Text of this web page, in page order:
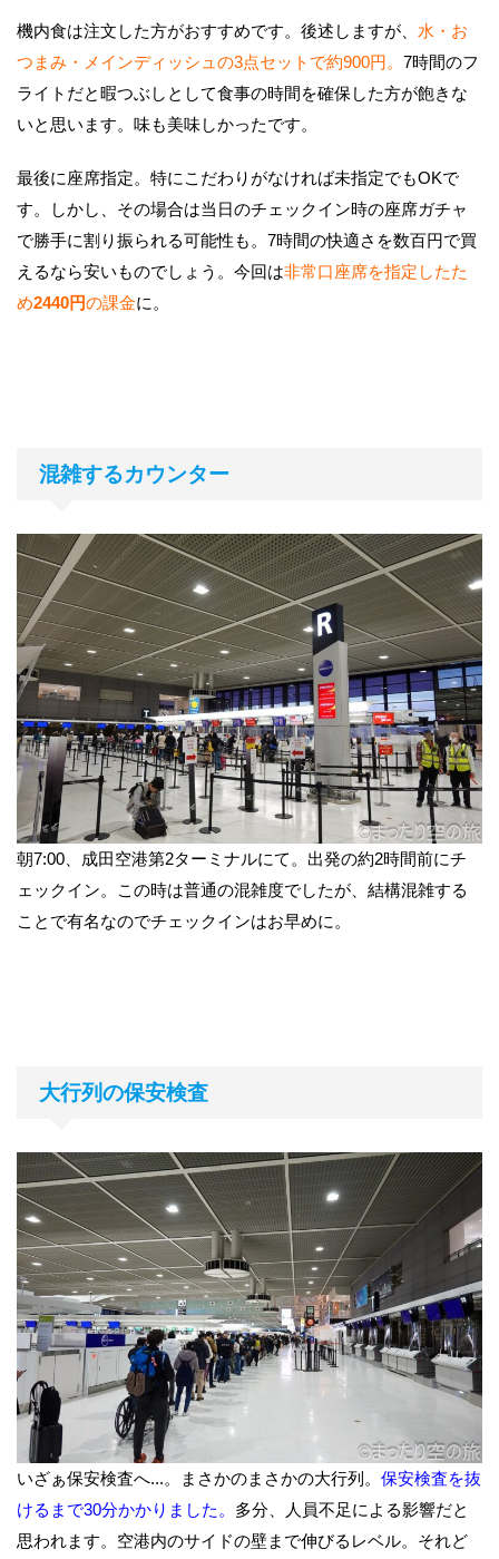
機内食は注文した方がおすすめです。後述しますが、 水・お
つまみ・メインディッシュの3点セットで約900円。 7時間のフ
ライトだと暇つぶしとして食事の時間を確保した方が飽きな
いと思います。味も美味しかったです。
最後に座席指定。特にこだわりがなければ未指定でもOKで
す。しかし、その場合は当日のチェックイン時の座席ガチャ
で勝手に割り振られる可能性も。7時間の快適さを数百円で買
えるなら安いものでしょう。今回は非常口座席を指定したた
め2440円の課金に。
混雑するカウンター
朝7:00、成田空港第2ターミナルにて。出発の約2時間前にチ
ェックイン。この時は普通の混雑度でしたが、結構混雑する
ことで有名なのでチェックインはお早めに。
大行列の保安検査
いざぁ保安検査へ...。まさかのまさかの大行列。 保安検査を抜
けるまで30分かかりました。 多分、人員不足による影響だと
思われます。空港内のサイドの壁まで伸びるレベル。それど